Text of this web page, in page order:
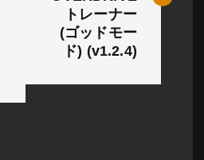
トレーナー
(ゴッドモー
ド) (v1.2.4)